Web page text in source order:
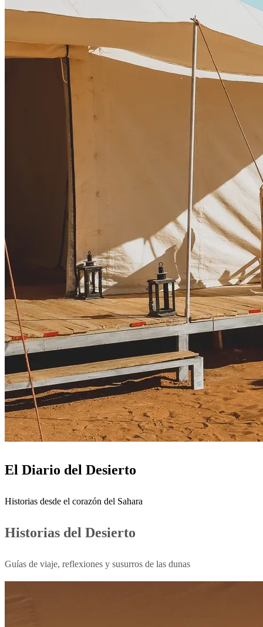
El Diario del Desierto
Historias desde el corazón del Sahara
Historias del Desierto
Guías de viaje, reflexiones y susurros de las dunas